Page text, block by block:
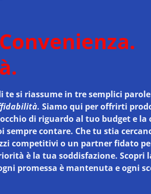
te si riassume in tre semplici
Siamo qui per offrirti
di riguardo al tuo budget e la
sempre contare. Che tu stia
competitivi o un partner fidato
è la tua soddisfazione. Scopri
promessa è mantenuta e ogni